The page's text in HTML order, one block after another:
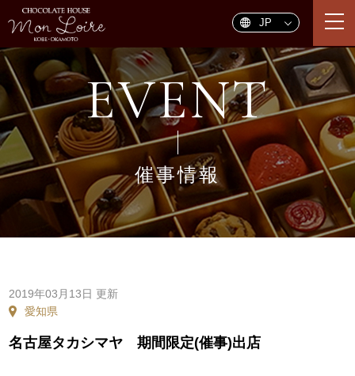
EVENT
催事情報
2019年03月13日 更新
愛知県
名古屋タカシマヤ 期間限定(催事)出店